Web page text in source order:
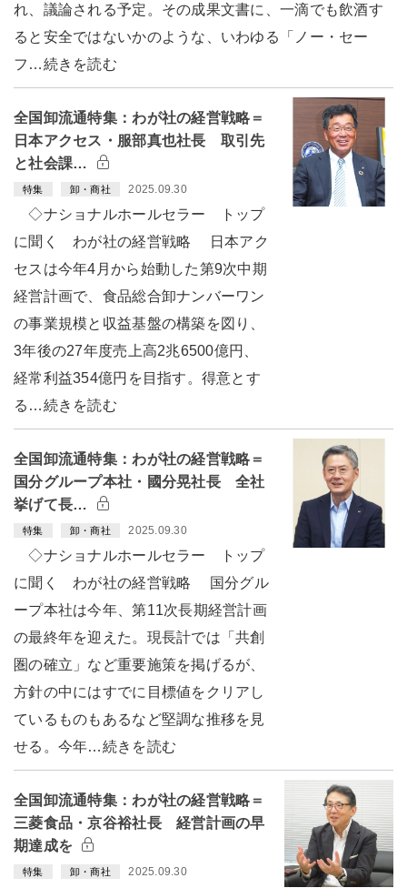
れ、議論される予定。その成果文書に、一滴でも飲酒す
ると安全ではないかのような、いわゆる「ノー・セー
フ…続きを読む
全国卸流通特集：わが社の経営戦略＝
日本アクセス・服部真也社長 取引先
と社会課…
特集 卸・商社 2025.09.30
◇ナショナルホールセラー トップ
に聞く わが社の経営戦略 日本アク
セスは今年4月から始動した第9次中期
経営計画で、食品総合卸ナンバーワン
の事業規模と収益基盤の構築を図り、
3年後の27年度売上高2兆6500億円、
経常利益354億円を目指す。得意とす
る…続きを読む
全国卸流通特集：わが社の経営戦略＝
国分グループ本社・國分晃社長 全社
挙げて長…
特集 卸・商社 2025.09.30
◇ナショナルホールセラー トップ
に聞く わが社の経営戦略 国分グル
ープ本社は今年、第11次長期経営計画
の最終年を迎えた。現長計では「共創
圏の確立」など重要施策を掲げるが、
方針の中にはすでに目標値をクリアし
ているものもあるなど堅調な推移を見
せる。今年…続きを読む
全国卸流通特集：わが社の経営戦略＝
三菱食品・京谷裕社長 経営計画の早
期達成を
特集 卸・商社 2025.09.30